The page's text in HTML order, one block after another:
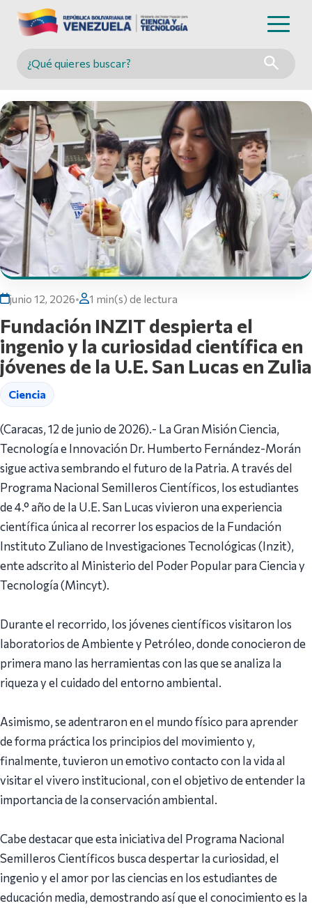
Buscar en MINCYT
junio 12, 2026• 1 min(s) de lectura
Fundación INZIT despierta el
ingenio y la curiosidad científica en
jóvenes de la U.E. San Lucas en Zulia
Ciencia
(Caracas, 12 de junio de 2026).- La Gran Misión Ciencia,
Tecnología e Innovación Dr. Humberto Fernández-Morán
sigue activa sembrando el futuro de la Patria. A través del
Programa Nacional Semilleros Científicos, los estudiantes
de 4.° año de la U.E. San Lucas vivieron una experiencia
científica única al recorrer los espacios de la Fundación
Instituto Zuliano de Investigaciones Tecnológicas (Inzit),
ente adscrito al Ministerio del Poder Popular para Ciencia y
Tecnología (Mincyt).
Durante el recorrido, los jóvenes científicos visitaron los
laboratorios de Ambiente y Petróleo, donde conocieron de
primera mano las herramientas con las que se analiza la
riqueza y el cuidado del entorno ambiental.
Asimismo, se adentraron en el mundo físico para aprender
de forma práctica los principios del movimiento y,
finalmente, tuvieron un emotivo contacto con la vida al
visitar el vivero institucional, con el objetivo de entender la
importancia de la conservación ambiental.
Cabe destacar que esta iniciativa del Programa Nacional
Semilleros Científicos busca despertar la curiosidad, el
ingenio y el amor por las ciencias en los estudiantes de
educación media, demostrando así que el conocimiento es la